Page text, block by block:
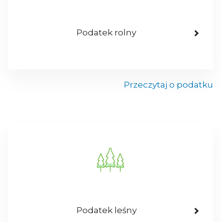
Podatek rolny
Przeczytaj o podatku
Podatek leśny